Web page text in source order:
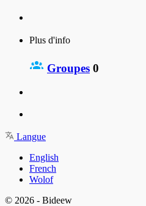
Plus d'info
Groupes 0
Langue
English
French
Wolof
© 2026 - Bideew